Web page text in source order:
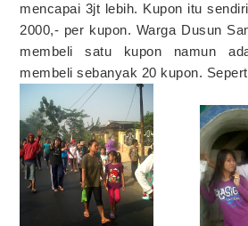
mencapai 3jt lebih. Kupon itu
2000,- per kupon. Warga Dusun
membeli satu kupon namun
membeli sebanyak 20 kupon.